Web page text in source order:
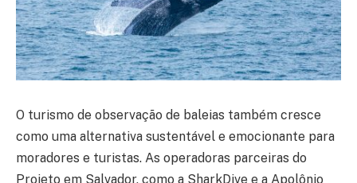
O turismo de observação de baleias também cresce
como uma alternativa sustentável e emocionante para
moradores e turistas. As operadoras parceiras do
Projeto em Salvador, como a SharkDive e a Apolônio